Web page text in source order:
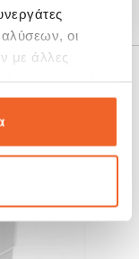
οι
με άλλες
σας χρήση
SALE!
-20%